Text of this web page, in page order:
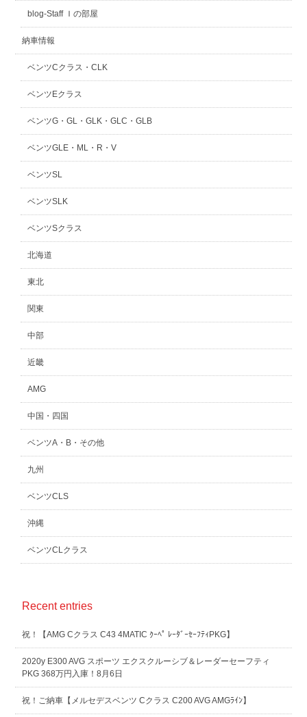
blog-Staff Ｉの部屋
納車情報
ベンツCクラス・CLK
ベンツEクラス
ベンツG・GL・GLK・GLC・GLB
ベンツGLE・ML・R・V
ベンツSL
ベンツSLK
ベンツSクラス
北海道
東北
関東
中部
近畿
AMG
中国・四国
ベンツA・B・その他
九州
ベンツCLS
沖縄
ベンツCLクラス
Recent entries
祝！【AMG Cクラス C43 4MATIC ｸｰﾍﾟ ﾚｰﾀﾞｰｾｰﾌﾃｨPKG】
2020y E300 AVG スポーツ エクスクルーシブ＆レーダーセーフティ
PKG 368万円入庫！8月6日
祝！ご納車【メルセデスベンツ Cクラス C200 AVG AMGﾗｲﾝ】